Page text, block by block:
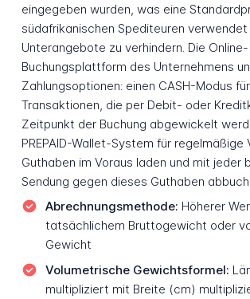
eingegeben wurden, was eine
südafrikanischen Spediteuren verwendet
Unterangebote zu verhindern. Die Online-
Buchungsplattform des Unternehmens
Zahlungsoptionen: einen CASH-Modus
Transaktionen, die per Debit- oder
Zeitpunkt der Buchung abgewickelt
PREPAID-Wallet-System für regelmäßige
Guthaben im Voraus laden und mit jeder
Sendung gegen dieses Guthaben
Abrechnungsmethode: Höherer
tatsächlichem Bruttogewicht oder
Gewicht
Volumetrische Gewichtsformel:
multipliziert mit Breite (cm)